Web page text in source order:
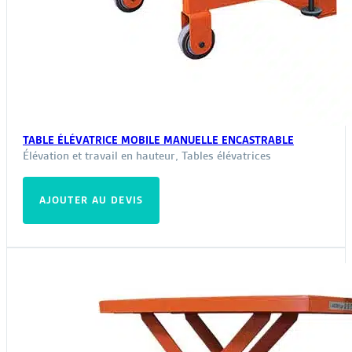
TABLE ÉLÉVATRICE MOBILE MANUELLE ENCASTRABLE
Élévation et travail en hauteur, Tables élévatrices
AJOUTER AU DEVIS